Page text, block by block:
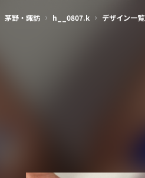
茅野・諏訪 › h__0807.k › デザイン一覧